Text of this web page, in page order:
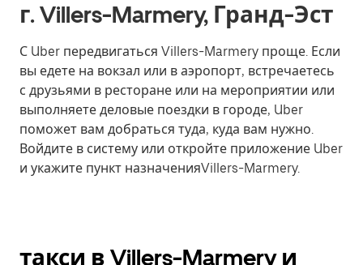
г. Villers-Marmery, Гранд-Эст
С Uber передвигаться Villers-Marmery проще. Если
вы едете на вокзал или в аэропорт, встречаетесь
с друзьями в ресторане или на мероприятии или
выполняете деловые поездки в городе, Uber
поможет вам добраться туда, куда вам нужно.
Войдите в систему или откройте приложение Uber
и укажите пункт назначенияVillers-Marmery.
такси в Villers-Marmery и